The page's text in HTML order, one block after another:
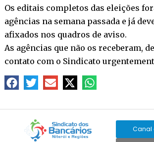
Os editais completos das eleições
agências na semana passada e já
afixados nos quadros de aviso.
As agências que não os receberam,
contato com o Sindicato
Canal